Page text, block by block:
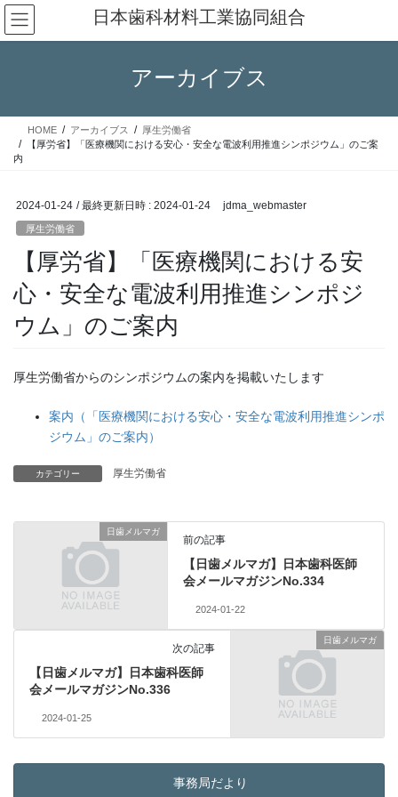
コ
ン
テ
ス
ナ
ビ
ゲ
ン
日本歯科材料工業協同組合
アーカイブス
HOME アーカイブス
厚生労働省
【厚労省】「医療機関における安心・安全な電波利用推進シンポジウム」のご案
内
2024-01-24 / 最終更新日時 : 2024-01-24 jdma_webmaster
厚生労働省
【厚労省】「医療機関における安
心・安全な電波利用推進シンポジ
ウム」のご案内
厚生労働省からのシンポジウムの案内を掲載いたします
案内（「医療機関における安心・安全な電波利用推進シンポ
ジウム」のご案内）
カテゴリー 厚生労働省
日歯メルマガ
前の記事
【日歯メルマガ】日本歯科医師
会メールマガジンNo.334
2024-01-22
日歯メルマガ
次の記事
【日歯メルマガ】日本歯科医師
会メールマガジンNo.336
2024-01-25
事務局だより